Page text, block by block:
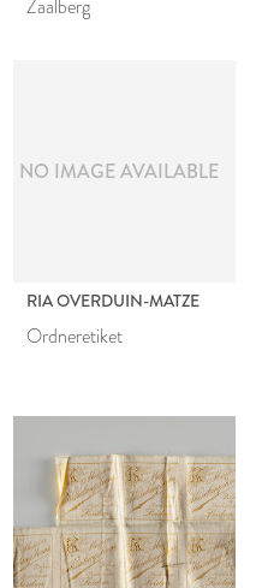
Zaalberg
NO IMAGE AVAILABLE
RIA OVERDUIN-MATZE
Ordneretiket